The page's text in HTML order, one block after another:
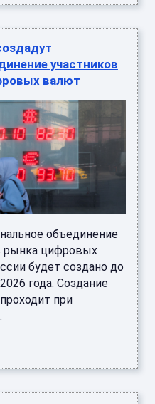
участников
валют
объединение
рынка цифровых
будет создано до
года. Создание
при